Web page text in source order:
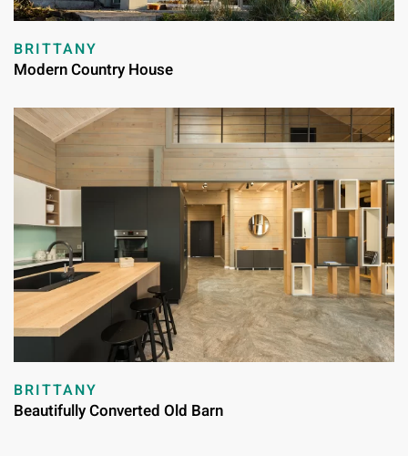
BRITTANY
Modern Country House
BRITTANY
Beautifully Converted Old Barn